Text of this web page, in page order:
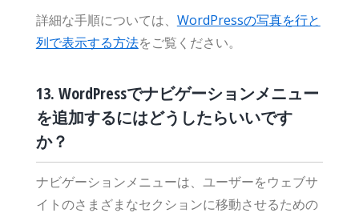
詳細な手順については、 WordPressの写真を行と
列で表示する方法をご覧ください。
13. WordPressでナビゲーションメニュー
を追加するにはどうしたらいいです
か？
ナビゲーションメニューは、ユーザーをウェブサ
イトのさまざまなセクションに移動させるための